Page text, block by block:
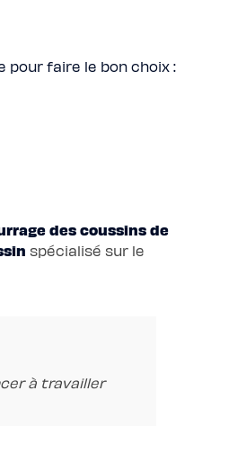
faire le bon choix :
des coussins de
spécialisé sur le
à travailler